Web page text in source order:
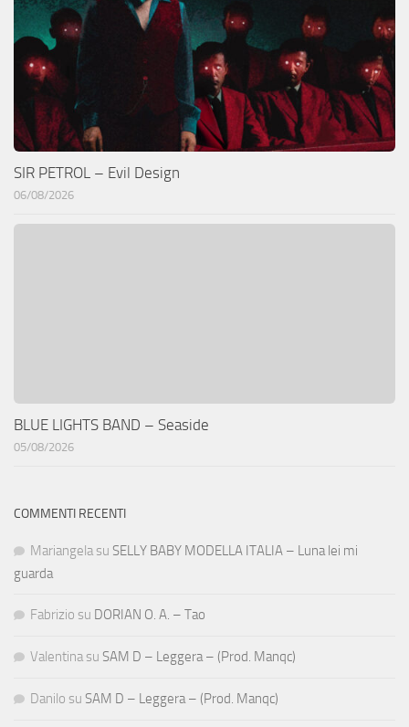
SIR PETROL – Evil Design
06/08/2026
BLUE LIGHTS BAND – Seaside
05/08/2026
COMMENTI RECENTI
Mariangela su SELLY BABY MODELLA ITALIA – Luna lei mi
guarda
Fabrizio su DORIAN O. A. – Tao
Valentina su SAM D – Leggera – (Prod. Manqc)
Danilo su SAM D – Leggera – (Prod. Manqc)